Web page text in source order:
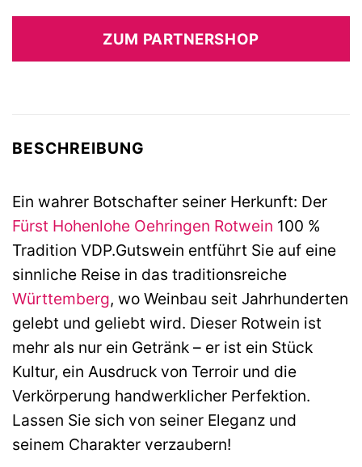
ZUM PARTNERSHOP
BESCHREIBUNG
Ein wahrer Botschafter seiner Herkunft: Der
Fürst Hohenlohe Oehringen Rotwein 100 %
Tradition VDP.Gutswein entführt Sie auf eine
sinnliche Reise in das traditionsreiche
Württemberg, wo Weinbau seit Jahrhunderten
gelebt und geliebt wird. Dieser Rotwein ist
mehr als nur ein Getränk – er ist ein Stück
Kultur, ein Ausdruck von Terroir und die
Verkörperung handwerklicher Perfektion.
Lassen Sie sich von seiner Eleganz und
seinem Charakter verzaubern!